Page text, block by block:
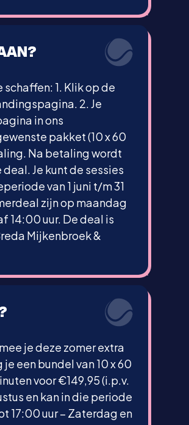
1. Klik op de
2. Je
in ons
pakket (10 x 60
Na betaling wordt
Je kunt de sessies
van 1 juni t/m 31
zijn op maandag
14:00 uur. De deal is
Mijkenbroek &
je deze zomer extra
een bundel van 10 x 60
voor €149,95 (i.p.v.
en kan in die periode
17:00 uur – Zaterdag en